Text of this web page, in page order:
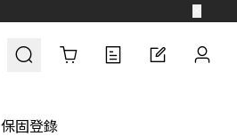
Cart
保固登錄